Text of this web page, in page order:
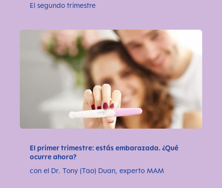
El segundo trimestre
El primer trimestre: estás embarazada. ¿Qué
ocurre ahora?
con el Dr. Tony (Tao) Duan, experto MAM